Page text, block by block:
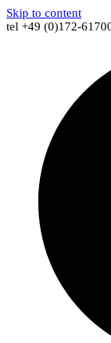
Skip to content
tel +49 (0)172-